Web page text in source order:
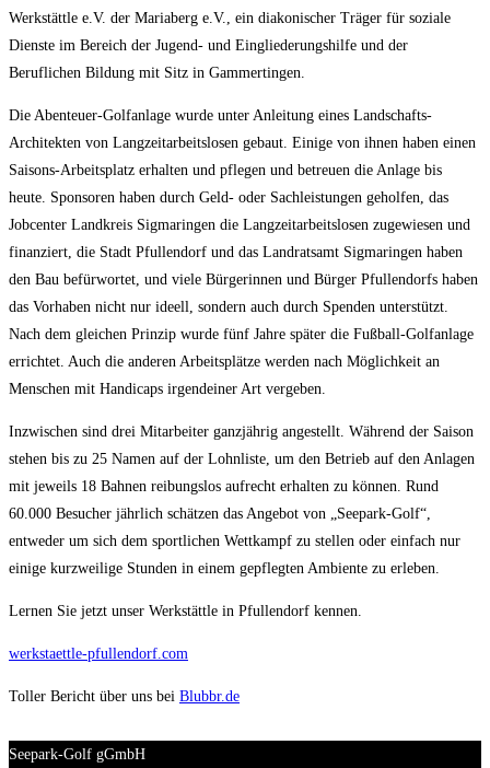
Werkstättle e.V. der Mariaberg e.V., ein diakonischer Träger für soziale
Dienste im Bereich der Jugend- und Eingliederungshilfe und der
Beruflichen Bildung mit Sitz in Gammertingen.
Die Abenteuer-Golfanlage wurde unter Anleitung eines Landschafts-
Architekten von Langzeitarbeitslosen gebaut. Einige von ihnen haben einen
Saisons-Arbeitsplatz erhalten und pflegen und betreuen die Anlage bis
heute. Sponsoren haben durch Geld- oder Sachleistungen geholfen, das
Jobcenter Landkreis Sigmaringen die Langzeitarbeitslosen zugewiesen und
finanziert, die Stadt Pfullendorf und das Landratsamt Sigmaringen haben
den Bau befürwortet, und viele Bürgerinnen und Bürger Pfullendorfs haben
das Vorhaben nicht nur ideell, sondern auch durch Spenden unterstützt.
Nach dem gleichen Prinzip wurde fünf Jahre später die Fußball-Golfanlage
errichtet. Auch die anderen Arbeitsplätze werden nach Möglichkeit an
Menschen mit Handicaps irgendeiner Art vergeben.
Inzwischen sind drei Mitarbeiter ganzjährig angestellt. Während der Saison
stehen bis zu 25 Namen auf der Lohnliste, um den Betrieb auf den Anlagen
mit jeweils 18 Bahnen reibungslos aufrecht erhalten zu können. Rund
60.000 Besucher jährlich schätzen das Angebot von „Seepark-Golf“,
entweder um sich dem sportlichen Wettkampf zu stellen oder einfach nur
einige kurzweilige Stunden in einem gepflegten Ambiente zu erleben.
Lernen Sie jetzt unser Werkstättle in Pfullendorf kennen.
werkstaettle-pfullendorf.com
Toller Bericht über uns bei Blubbr.de
Seepark-Golf gGmbH